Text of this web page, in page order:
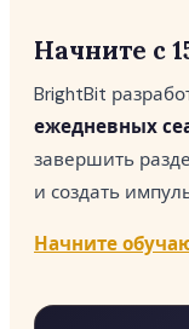
Начните с
BrightBit
ежедневных
завершить
и создать
Начните